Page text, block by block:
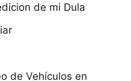
de mi Dula
de Vehículos en